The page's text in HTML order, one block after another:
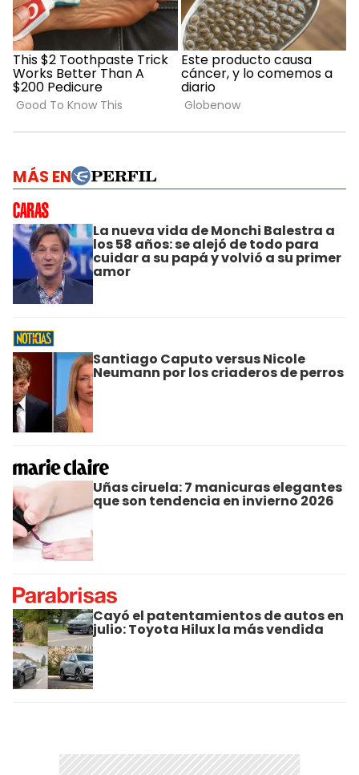
MÁS EN
La nueva vida de Monchi Balestra a
los 58 años: se alejó de todo para
cuidar a su papá y volvió a su primer
amor
Santiago Caputo versus Nicole
Neumann por los criaderos de perros
Uñas ciruela: 7 manicuras elegantes
que son tendencia en invierno 2026
Cayó el patentamientos de autos en
julio: Toyota Hilux la más vendida